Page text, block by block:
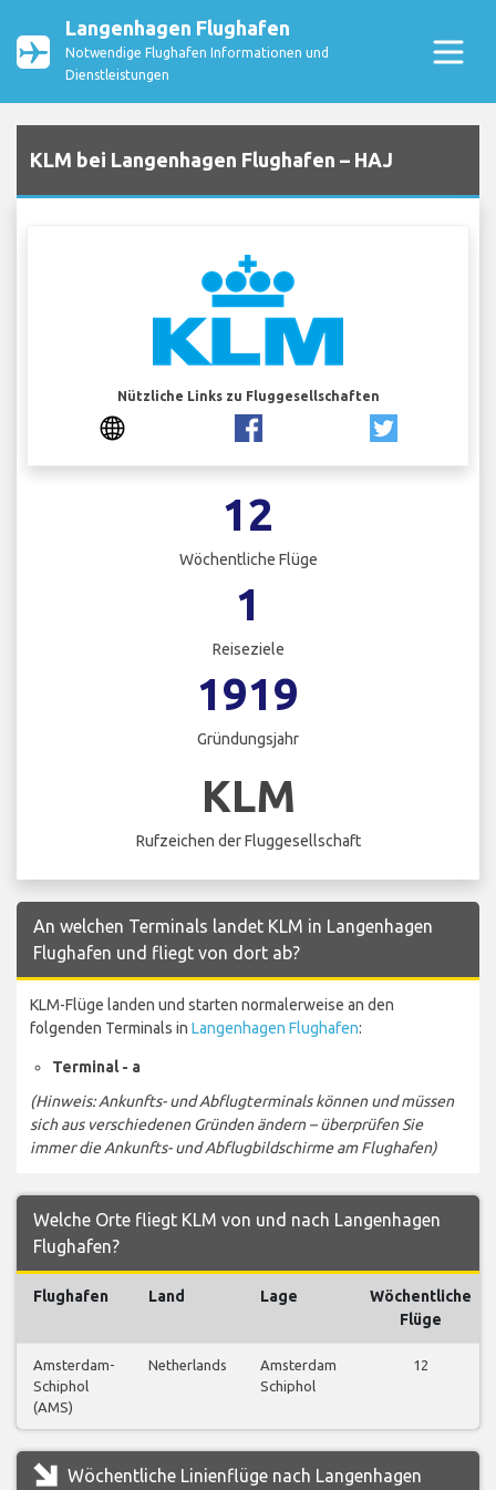
Langenhagen Flughafen
Notwendige Flughafen Informationen und
Dienstleistungen
KLM bei Langenhagen Flughafen – HAJ
Nützliche Links zu Fluggesellschaften
12
Wöchentliche Flüge
1
Reiseziele
1919
Gründungsjahr
KLM
Rufzeichen der Fluggesellschaft
An welchen Terminals landet KLM in Langenhagen
Flughafen und fliegt von dort ab?
KLM-Flüge landen und starten normalerweise an den
folgenden Terminals in Langenhagen Flughafen:
Terminal - a
(Hinweis: Ankunfts- und Abflugterminals können und müssen
sich aus verschiedenen Gründen ändern – überprüfen Sie
immer die Ankunfts- und Abflugbildschirme am Flughafen)
Welche Orte fliegt KLM von und nach Langenhagen
Flughafen?
Flughafen Land Lage
Wöchentliche
Flüge
Amsterdam-
Schiphol
(AMS)
Netherlands
Amsterdam
Schiphol
12
Wöchentliche Linienflüge nach Langenhagen